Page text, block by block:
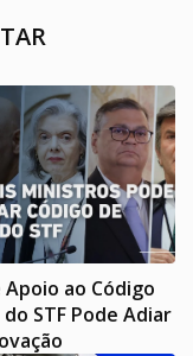
Apoio ao Código
STF Pode Adiar